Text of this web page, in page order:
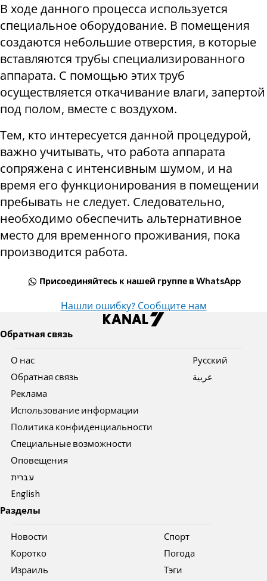
В ходе данного процесса используется
специальное оборудование. В помещения
создаются небольшие отверстия, в которые
вставляются трубы специализированного
аппарата. С помощью этих труб
осуществляется откачивание влаги, запертой
под полом, вместе с воздухом.
Тем, кто интересуется данной процедурой,
важно учитывать, что работа аппарата
сопряжена с интенсивным шумом, и на
время его функционирования в помещении
пребывать не следует. Следовательно,
необходимо обеспечить альтернативное
место для временного проживания, пока
производится работа.
Присоединяйтесь к нашей группе в WhatsApp
Нашли ошибку? Сообщите нам
Обратная связь
О нас
Обратная связь
Реклама
Использование информации
Политика конфиденциальности
Специальные возможности
Оповещения
עברית
English
Pусский
عربية
Разделы
Новости
Коротко
Израиль
Спорт
Погода
Тэги